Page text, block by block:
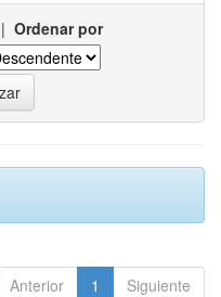
| Ordenar por
Anterior 1 Siguiente